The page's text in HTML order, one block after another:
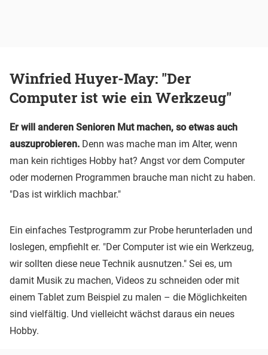
Winfried Huyer-May: "Der
Computer ist wie ein Werkzeug"
Er will anderen Senioren Mut machen, so etwas auch
auszuprobieren. Denn was mache man im Alter, wenn
man kein richtiges Hobby hat? Angst vor dem Computer
oder modernen Programmen brauche man nicht zu haben.
"Das ist wirklich machbar."
Ein einfaches Testprogramm zur Probe herunterladen und
loslegen, empfiehlt er. "Der Computer ist wie ein Werkzeug,
wir sollten diese neue Technik ausnutzen." Sei es, um
damit Musik zu machen, Videos zu schneiden oder mit
einem Tablet zum Beispiel zu malen – die Möglichkeiten
sind vielfältig. Und vielleicht wächst daraus ein neues
Hobby.